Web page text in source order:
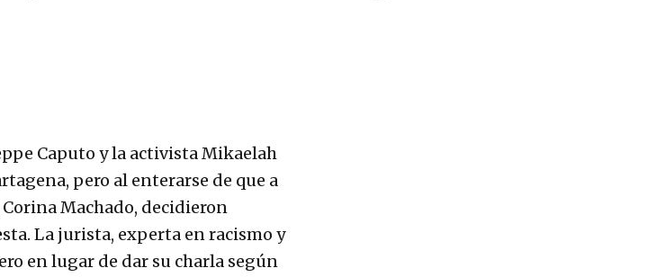
Caputo y la activista Mikaelah
pero al enterarse de que a
Machado, decidieron
La jurista, experta en racismo y
en lugar de dar su charla según